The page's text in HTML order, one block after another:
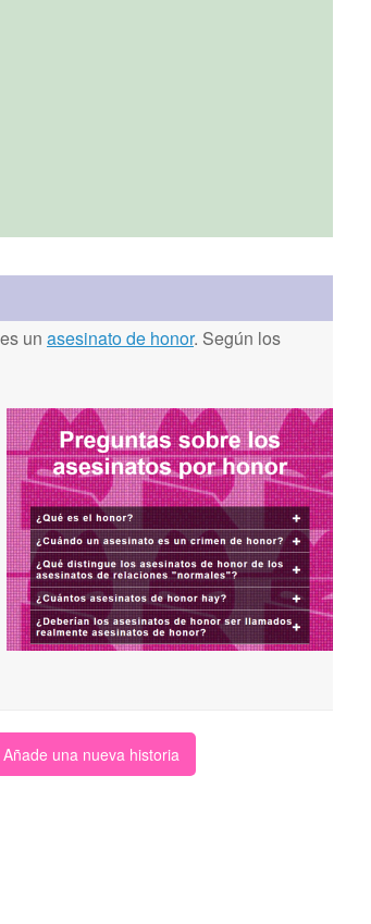
un asesinato de honor. Según los